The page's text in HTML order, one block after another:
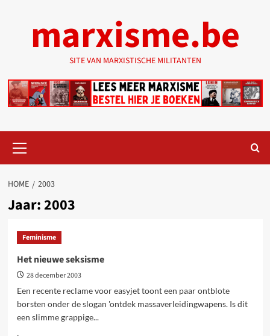
marxisme.be
SITE VAN MARXISTISCHE MILITANTEN
menu
HOME 2003
Jaar:2003
Feminisme
Het nieuwe seksisme
28 december 2003
Een recente reclame voor easyjet toont een paar ontblote
borsten onder de slogan 'ontdek massaverleidingwapens. Is dit
een slimme grappige...